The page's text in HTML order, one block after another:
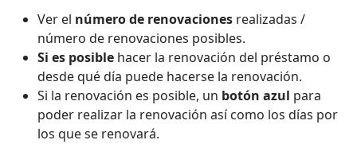
Ver el número de renovaciones realizadas /
número de renovaciones posibles.
Si es posible hacer la renovación del préstamo o
desde qué día puede hacerse la renovación.
Si la renovación es posible, un botón azul para
poder realizar la renovación así como los días por
los que se renovará.